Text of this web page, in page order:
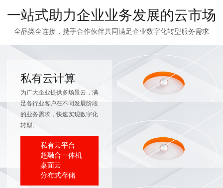
一站式助力企业业务发展的云市场
全品类全连接，携手合作伙伴共同满足企业数字化转型服务需求
私有云计算
为广大企业提供多场景云，满
足各行业客户在不同发展阶段
的业务需求，快速实现数字化
转型。
私有云平台
超融合一体机
桌面云
分布式存储